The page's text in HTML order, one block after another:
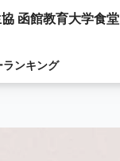
函館教育大学食堂
ランキング